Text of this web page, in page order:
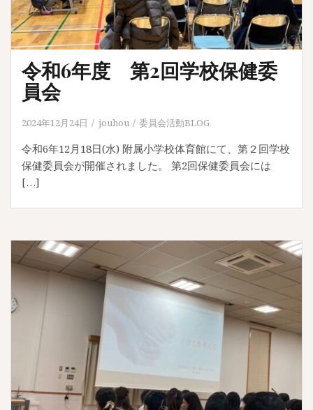
令和6年度 第2回学校保健委
員会
2024年12月24日 jouhou 委員会活動BLOG
令和6年12月18日(水) 附属小学校体育館にて、第２回学校
保健委員会が開催されました。 第2回保健委員会には
[…]